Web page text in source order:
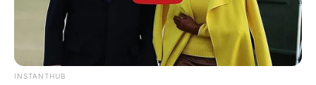
INSTANTHUB